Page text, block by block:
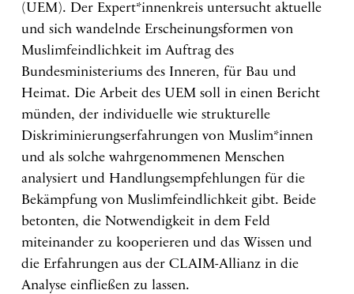
(UEM). Der Expert*innenkreis untersucht aktuelle
und sich wandelnde Erscheinungsformen von
Muslimfeindlichkeit im Auftrag des
Bundesministeriums des Inneren, für Bau und
Heimat. Die Arbeit des UEM soll in einen Bericht
münden, der individuelle wie strukturelle
Diskriminierungserfahrungen von Muslim*innen
und als solche wahrgenommenen Menschen
analysiert und Handlungsempfehlungen für die
Bekämpfung von Muslimfeindlichkeit gibt. Beide
betonten, die Notwendigkeit in dem Feld
miteinander zu kooperieren und das Wissen und
die Erfahrungen aus der CLAIM-Allianz in die
Analyse einfließen zu lassen.